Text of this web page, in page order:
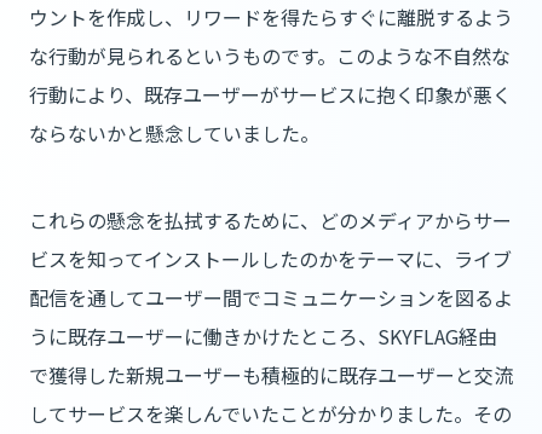
ウントを作成し、リワードを得たらすぐに離脱するよう
な行動が見られるというものです。このような不自然な
行動により、既存ユーザーがサービスに抱く印象が悪く
ならないかと懸念していました。
これらの懸念を払拭するために、どのメディアからサー
ビスを知ってインストールしたのかをテーマに、ライブ
配信を通してユーザー間でコミュニケーションを図るよ
うに既存ユーザーに働きかけたところ、SKYFLAG経由
で獲得した新規ユーザーも積極的に既存ユーザーと交流
してサービスを楽しんでいたことが分かりました。その